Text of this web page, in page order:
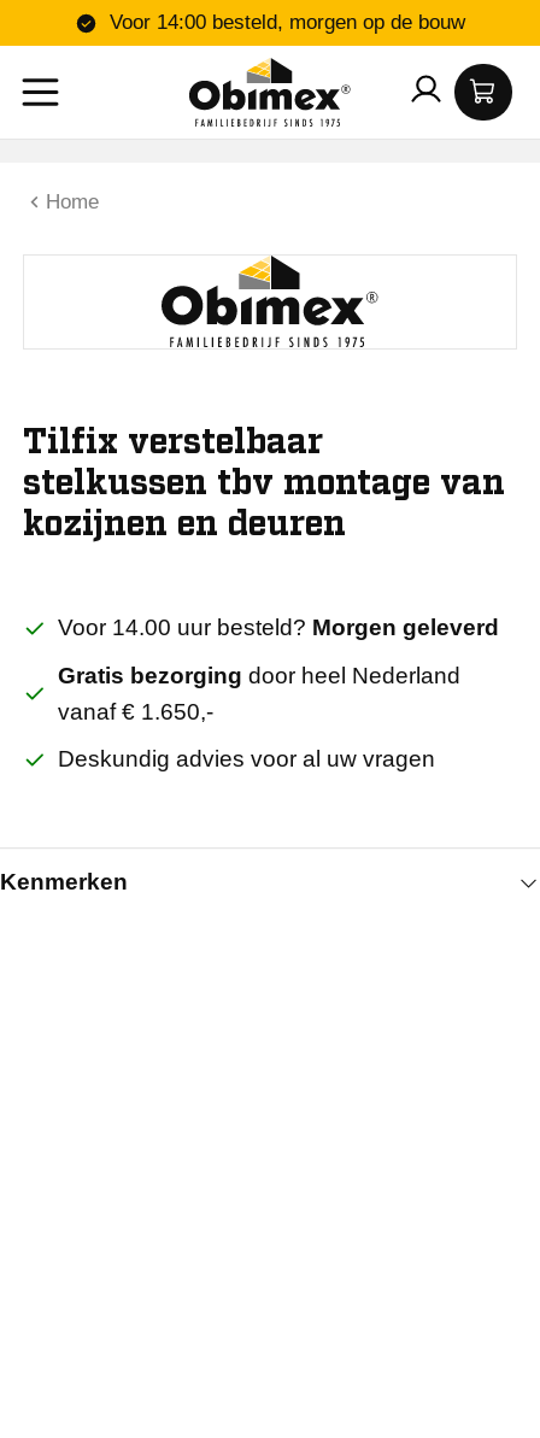
Voor 14:00 besteld, morgen op de bouw
Home
Tilfix verstelbaar
stelkussen tbv montage van
kozijnen en deuren
Voor 14.00 uur besteld? Morgen geleverd
Gratis bezorging door heel Nederland
vanaf € 1.650,-
Deskundig advies voor al uw vragen
Kenmerken